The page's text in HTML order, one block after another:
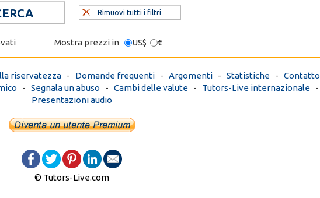
Rimuovi tutti i filtri
Mostra prezzi in US$ €
riservatezza- Domande frequenti- Argomenti- Statistiche- Contatto
- Segnala un abuso - Cambi delle valute- Tutors-Live internazionale-
Presentazioni audio
© Tutors-Live.com